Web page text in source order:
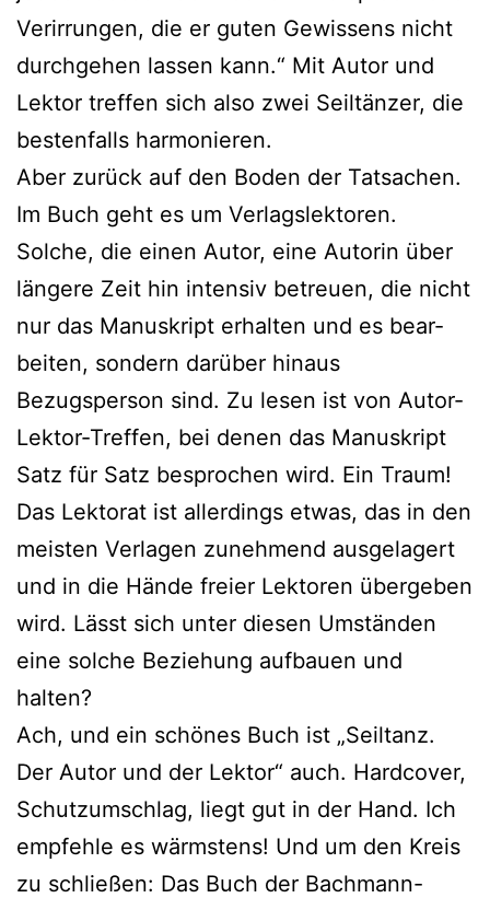
Verirrungen, die er guten Gewissens nicht
durch­ge­hen las­sen kann.“ Mit Autor und
Lektor tref­fen sich also zwei Seiltänzer, die
bes­ten­falls harmonieren.
Aber zurück auf den Boden der Tatsachen.
Im Buch geht es um Verlagslektoren.
Solche, die einen Autor, eine Autorin über
län­ge­re Zeit hin inten­siv betreu­en, die nicht
nur das Manuskript erhal­ten und es bear­
bei­ten, son­dern dar­über hin­aus
Bezugsperson sind. Zu lesen ist von Autor-
Lektor-Treffen, bei denen das Manuskript
Satz für Satz bespro­chen wird. Ein Traum!
Das Lektorat ist aller­dings etwas, das in den
meis­ten Verlagen zuneh­mend aus­ge­la­gert
und in die Hände frei­er Lektoren über­ge­ben
wird. Lässt sich unter die­sen Umständen
eine sol­che Beziehung auf­bau­en und
halten?
Ach, und ein schö­nes Buch ist „Seiltanz.
Der Autor und der Lektor“ auch. Hardcover,
Schutzumschlag, liegt gut in der Hand. Ich
emp­feh­le es wärms­tens! Und um den Kreis
zu schlie­ßen: Das Buch der Bachmann-